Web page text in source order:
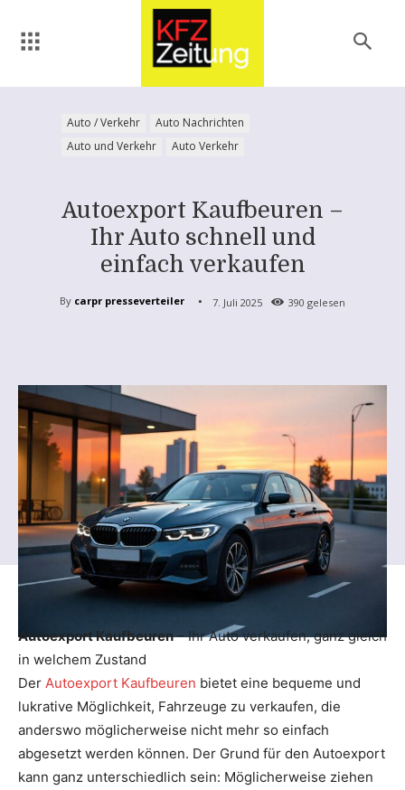
Auto / Verkehr
Auto Nachrichten
Auto und Verkehr
Auto Verkehr
Autoexport Kaufbeuren –
Ihr Auto schnell und
einfach verkaufen
By carpr presseverteiler 7. Juli 2025 390 gelesen
Autoexport Kaufbeuren– Ihr Auto verkaufen, ganz gleich
in welchem Zustand
Der Autoexport Kaufbeuren bietet eine bequeme und
lukrative Möglichkeit, Fahrzeuge zu verkaufen, die
anderswo möglicherweise nicht mehr so einfach
abgesetzt werden können. Der Grund für den Autoexport
kann ganz unterschiedlich sein: Möglicherweise ziehen